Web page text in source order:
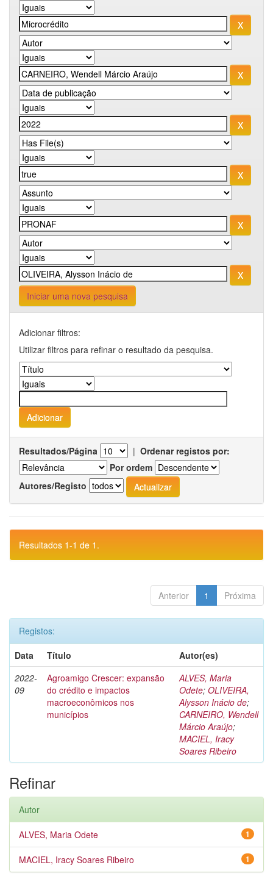
Iniciar uma nova pesquisa
Adicionar filtros:
Utilizar filtros para refinar o resultado da pesquisa.
Resultados/Página | Ordenar registos por:
Por ordem
Autores/Registo
Resultados 1-1 de 1.
Anterior 1 Próxima
Registos:
Data
Título
Autor(es)
2022-
09
Agroamigo Crescer: expansão
do crédito e impactos
macroeconômicos nos
municípios
ALVES, Maria
Odete; OLIVEIRA,
Alysson Inácio de;
CARNEIRO, Wendell
Márcio Araújo;
MACIEL, Iracy
Soares Ribeiro
Refinar
Autor
1
ALVES, Maria Odete
1
MACIEL, Iracy Soares Ribeiro